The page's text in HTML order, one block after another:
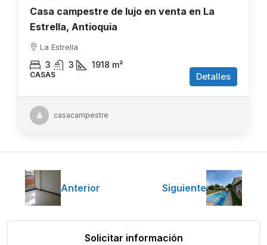
Casa campestre de lujo en venta en La
Estrella, Antioquia
La Estrella
3 3 1918 m²
CASAS Detalles
casacampestre
Anterior Siguiente
Solicitar información